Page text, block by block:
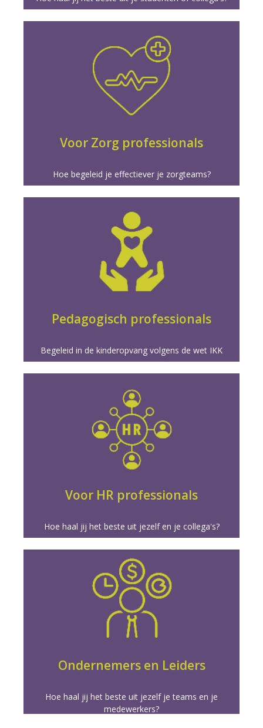
Voor Zorg professionals
Hoe begeleid je effectiever je zorgteams?
nog grotere prestaties en excellentie.
Meer info
Pedagogisch professionals
Begeleid in de kinderopvang volgens de wet IKK
branche erkende opleiding maakt je onmisbaar in
de kinderopvang.
Meer info
Voor HR professionals
Hoe haal jij het beste uit jezelf en je collega's?
kunt ontwikkelen en anderen inspireert om elke dag
op hun best te zijn.
Meer info
Ondernemers en Leiders
Hoe haal jij het beste uit jezelf je teams en je
medewerkers?
Verander de manier waarop je leiding geeft en zie je
kan schitteren.
Meer info